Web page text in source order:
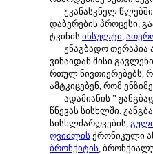
უკანასკნელ წლებში
დაბერების პროცესი,
ტვინის ინსულტი,
ჟნაგბადო თერაპია
ვინაიდან მისი
რთულ ნივთიერებებს,
ამტკიცებენ, რომ
ადამიანის ”
წნევას სისხლში.
სისხლძარღვების,
ღვიძლის ქრონიკული
ბრონქიტის,